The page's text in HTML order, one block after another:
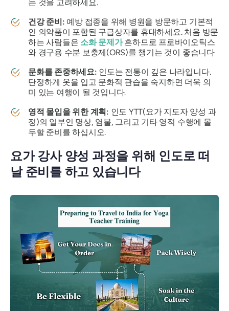
는 것을 고려하세요.
건강 준비: 예방 접종을 위해 병원을 방문하고 기본적
인 의약품이 포함된 구급상자를 휴대하세요. 처음 방문
하는 사람들은 소화 문제가흔하므로 프로바이오틱스
와 경구용 수분 보충제(ORS)를 챙기는 것이 좋습니다
문화를 존중하세요: 인도는 전통이 깊은 나라입니다.
단정하게 옷을 입고 문화적 관습을 숙지하면 더욱 의
미 있는 여행이 될 것입니다.
영적 몰입을 위한 계획: 인도 YTT(요가 지도자 양성 과
정)의 일부인 명상, 염불, 그리고 기타 영적 수행에 몰
두할 준비를 하십시오.
요가 강사 양성 과정을 위해 인도로 떠
날 준비를 하고 있습니다